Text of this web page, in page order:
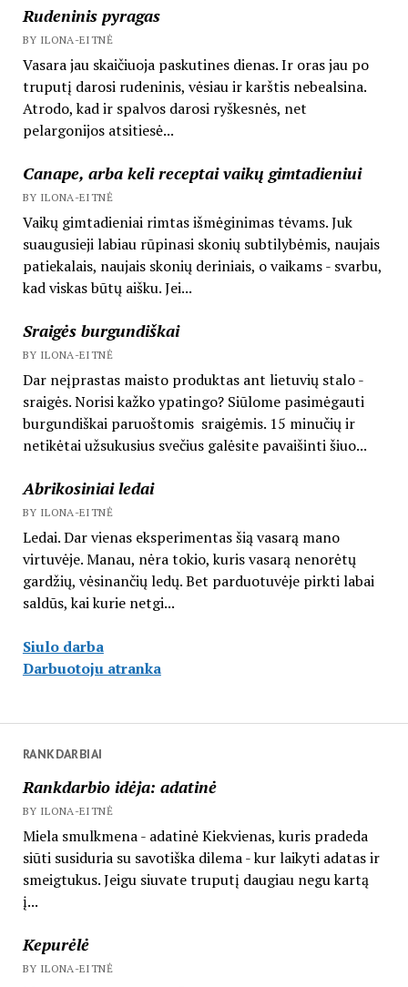
Rudeninis pyragas
BY ILONA-EITNĖ
Vasara jau skaičiuoja paskutines dienas. Ir oras jau po
truputį darosi rudeninis, vėsiau ir karštis nebealsina.
Atrodo, kad ir spalvos darosi ryškesnės, net
pelargonijos atsitiesė...
Canape, arba keli receptai vaikų gimtadieniui
BY ILONA-EITNĖ
Vaikų gimtadieniai rimtas išmėginimas tėvams. Juk
suaugusieji labiau rūpinasi skonių subtilybėmis, naujais
patiekalais, naujais skonių deriniais, o vaikams - svarbu,
kad viskas būtų aišku. Jei...
Sraigės burgundiškai
BY ILONA-EITNĖ
Dar neįprastas maisto produktas ant lietuvių stalo -
sraigės. Norisi kažko ypatingo? Siūlome pasimėgauti
burgundiškai paruoštomis sraigėmis. 15 minučių ir
netikėtai užsukusius svečius galėsite pavaišinti šiuo...
Abrikosiniai ledai
BY ILONA-EITNĖ
Ledai. Dar vienas eksperimentas šią vasarą mano
virtuvėje. Manau, nėra tokio, kuris vasarą nenorėtų
gardžių, vėsinančių ledų. Bet parduotuvėje pirkti labai
saldūs, kai kurie netgi...
Siulo darba
Darbuotoju atranka
RANKDARBIAI
Rankdarbio idėja: adatinė
BY ILONA-EITNĖ
Miela smulkmena - adatinė Kiekvienas, kuris pradeda
siūti susiduria su savotiška dilema - kur laikyti adatas ir
smeigtukus. Jeigu siuvate truputį daugiau negu kartą
į...
Kepurėlė
BY ILONA-EITNĖ